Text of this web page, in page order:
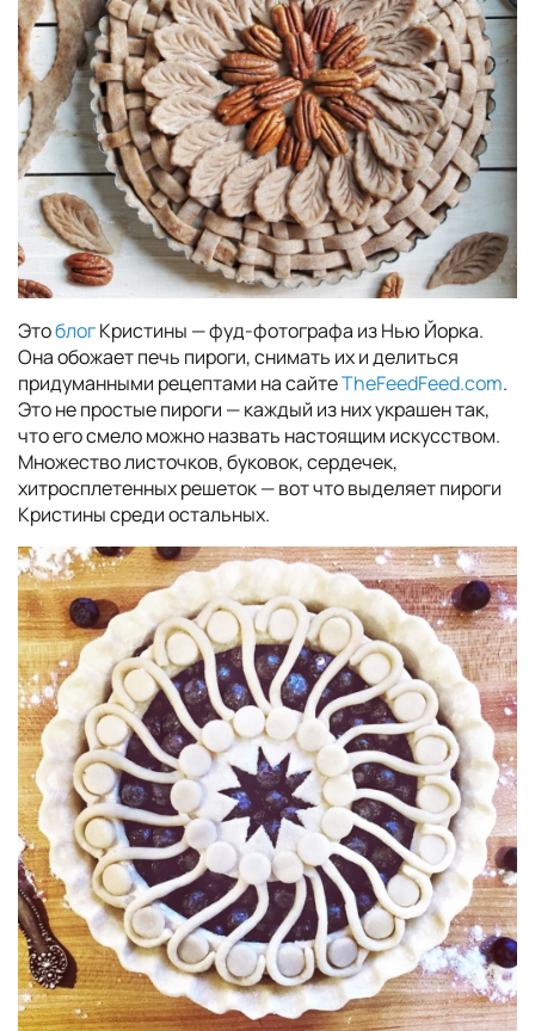
ЭтоблогКристины — фуд-фотографа из Нью Йорка.
Она обожает печь пироги, снимать их и делиться
придуманными рецептами на сайтеTheFeedFeed.com.
Это не простые пироги — каждый из них украшен так,
что его смело можно назвать настоящим искусством.
Множество листочков, буковок, сердечек,
хитросплетенных решеток — вот что выделяет пироги
Кристины среди остальных.